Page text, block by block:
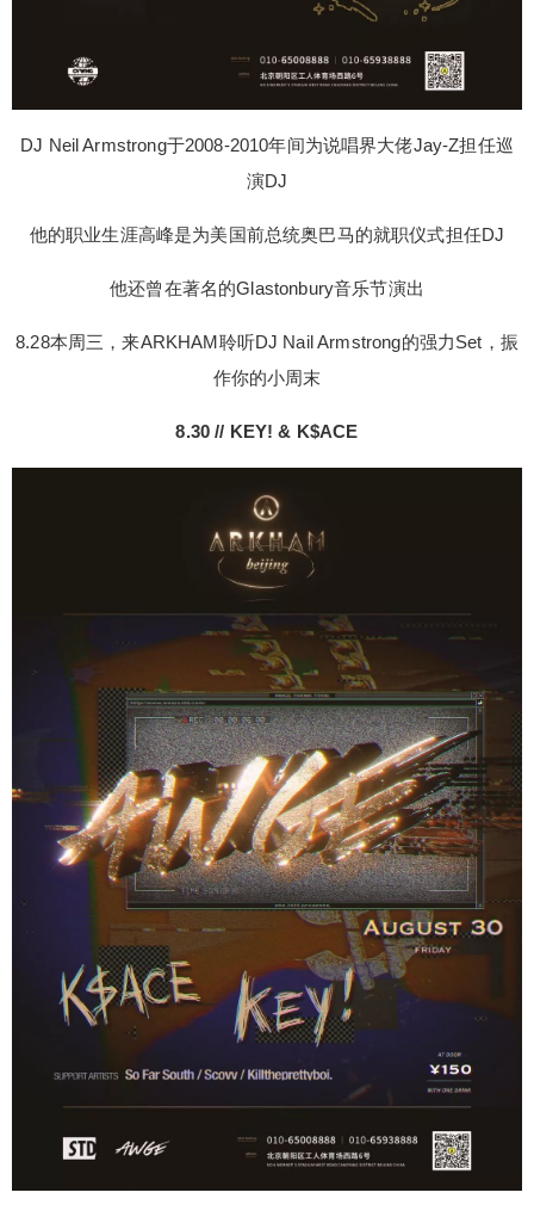
DJ Neil Armstrong于2008-2010年间为说唱界大佬Jay-Z担任巡
演DJ
他的职业生涯高峰是为美国前总统奥巴马的就职仪式担任DJ
他还曾在著名的Glastonbury音乐节演出
8.28本周三，来ARKHAM聆听DJ Nail Armstrong的强力Set，振
作你的小周末
8.30 // KEY! & K$ACE